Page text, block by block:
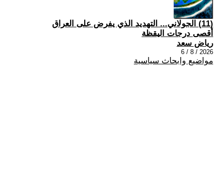
(11) الجولاني... التهديد الذي يفرض على العراق
أقصى درجات اليقظة
رياض سعد
2026 / 8 / 6
مواضيع وابحاث سياسية